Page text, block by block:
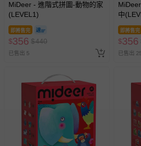
MiDeer - 進階式拼圖-動物的家
(LEVEL1)
即將售完
$356 $440
已售出 5
中
即將售完
$356
已售出